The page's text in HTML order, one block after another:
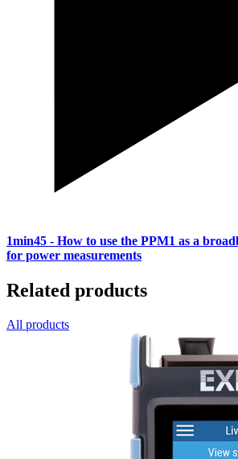
1min45 - How to use the PPM1 as a
for power measurements
Related products
All products